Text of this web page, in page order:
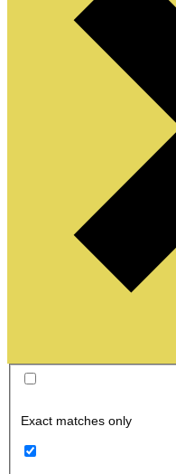
Exact matches only